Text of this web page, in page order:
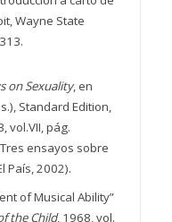
Wayne State
on Sexuality, en
Standard Edition,
vol.VII, pág.
ensayos sobre
País, 2002).
of Musical Ability”
the Child, 1968, vol.